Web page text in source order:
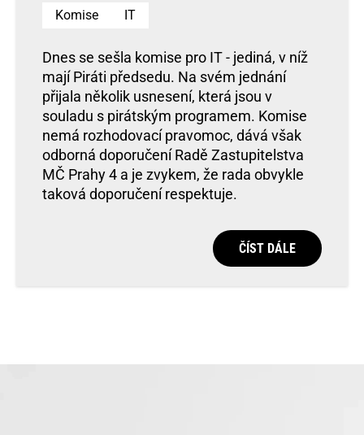
Komise IT
Dnes se sešla komise pro IT - jediná, v níž
mají Piráti předsedu. Na svém jednání
přijala několik usnesení, která jsou v
souladu s pirátským programem. Komise
nemá rozhodovací pravomoc, dává však
odborná doporučení Radě Zastupitelstva
MČ Prahy 4 a je zvykem, že rada obvykle
taková doporučení respektuje.
ČÍST DÁLE